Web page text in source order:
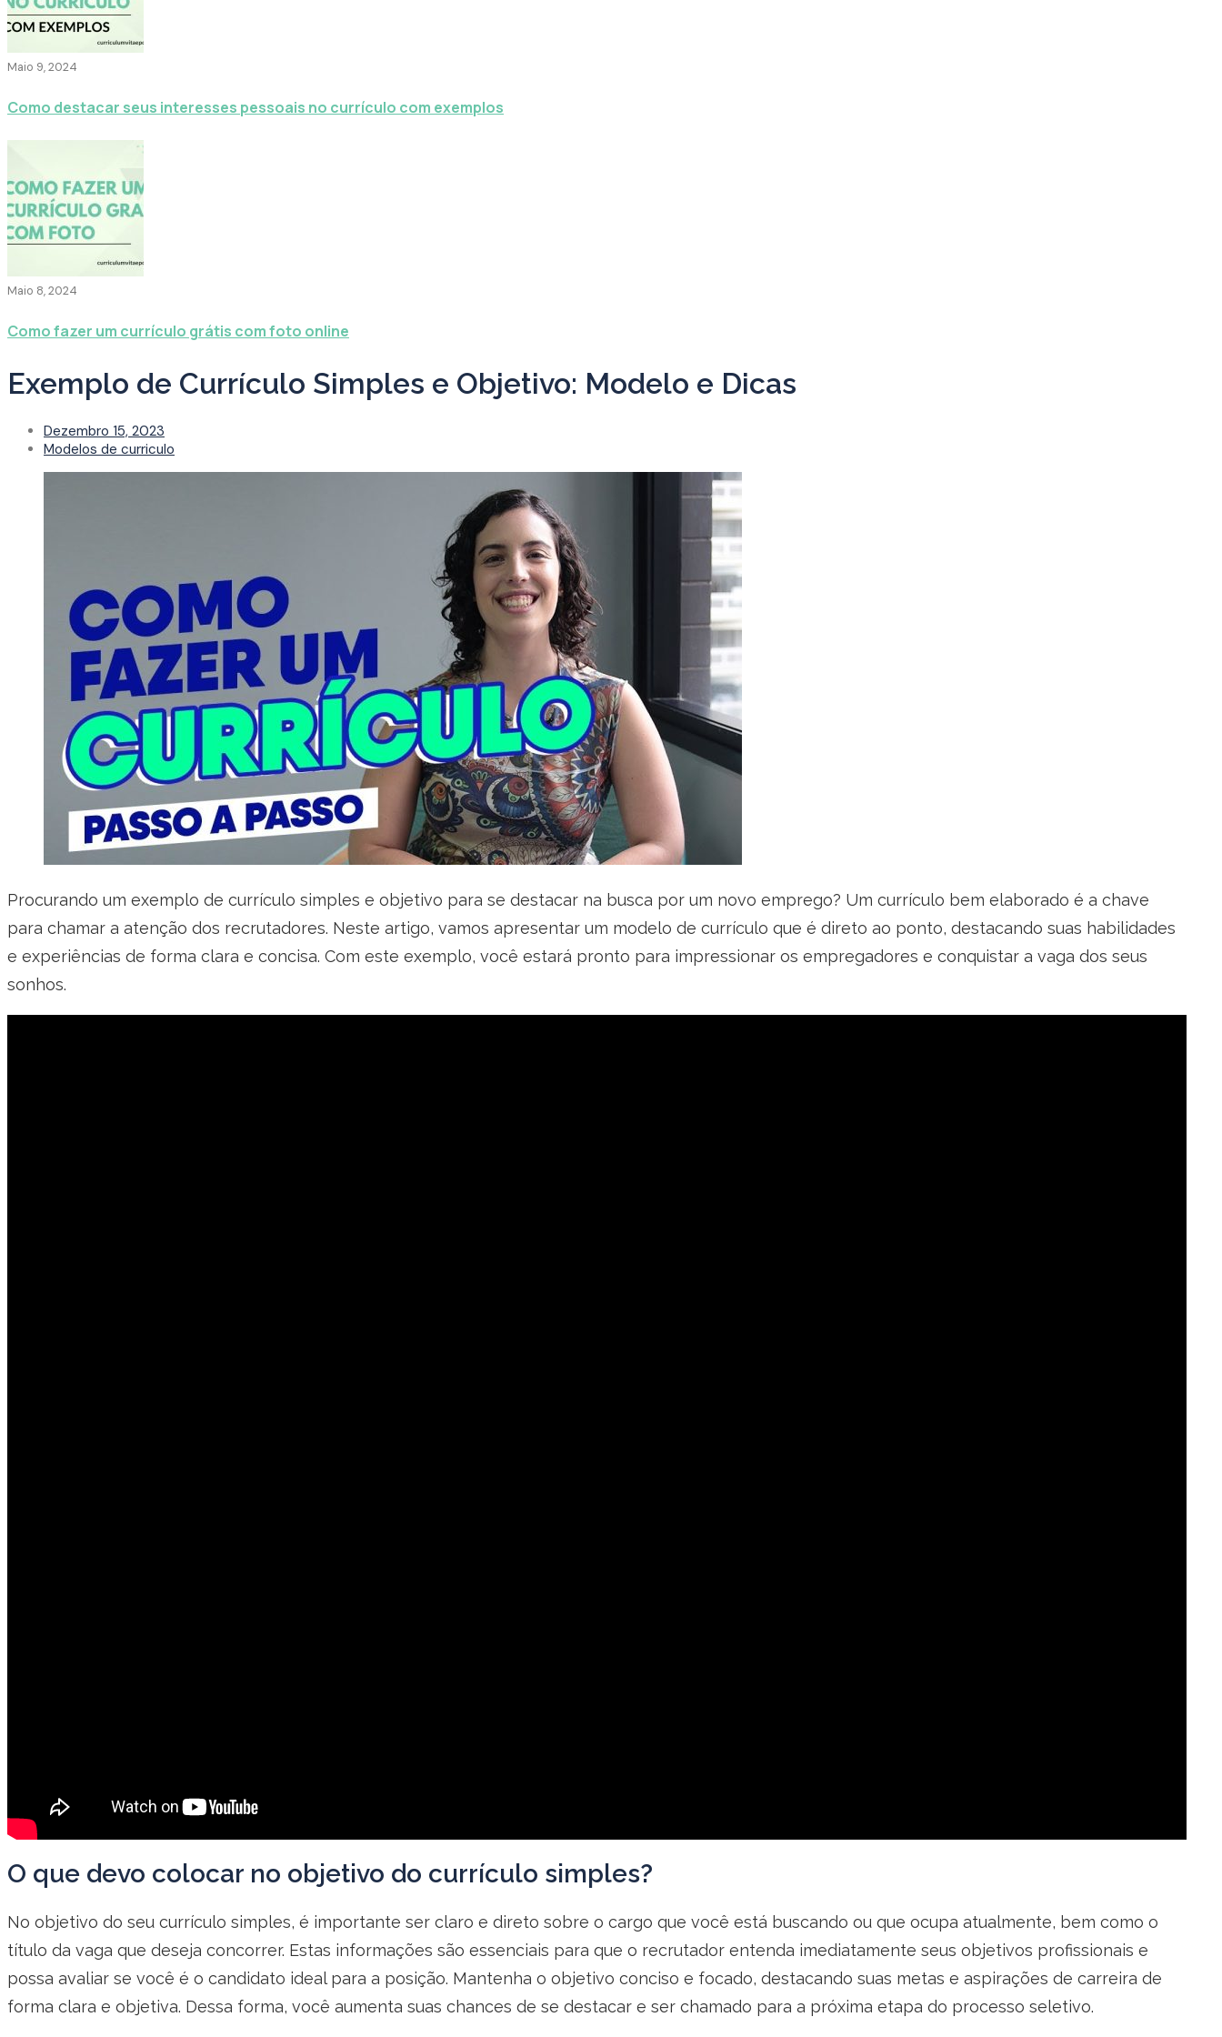
Maio 9, 2024
Como destacar seus interesses pessoais no currículo com exemplos
Maio 8, 2024
Como fazer um currículo grátis com foto online
Exemplo de Currículo Simples e Objetivo: Modelo e Dicas
Dezembro 15, 2023
Modelos de curriculo
Procurando um exemplo de currículo simples e objetivo para se destacar na busca por um novo emprego? Um currículo bem elaborado é a chave
para chamar a atenção dos recrutadores. Neste artigo, vamos apresentar um modelo de currículo que é direto ao ponto, destacando suas habilidades
e experiências de forma clara e concisa. Com este exemplo, você estará pronto para impressionar os empregadores e conquistar a vaga dos seus
sonhos.
O que devo colocar no objetivo do currículo simples?
No objetivo do seu currículo simples, é importante ser claro e direto sobre o cargo que você está buscando ou que ocupa atualmente, bem como o
título da vaga que deseja concorrer. Estas informações são essenciais para que o recrutador entenda imediatamente seus objetivos profissionais e
possa avaliar se você é o candidato ideal para a posição. Mantenha o objetivo conciso e focado, destacando suas metas e aspirações de carreira de
forma clara e objetiva. Dessa forma, você aumenta suas chances de se destacar e ser chamado para a próxima etapa do processo seletivo.